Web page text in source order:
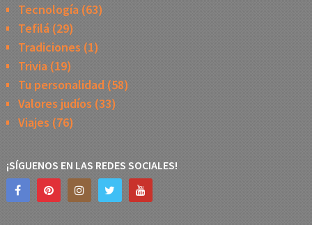
Tecnología(63)
Tefilá(29)
Tradiciones (1)
Trivia(19)
Tu personalidad(58)
Valores judíos (33)
Viajes (76)
¡SÍGUENOS EN LAS REDES SOCIALES!